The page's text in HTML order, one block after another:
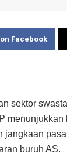
Facebook
sektor swasta
jangkaan
buruh AS.